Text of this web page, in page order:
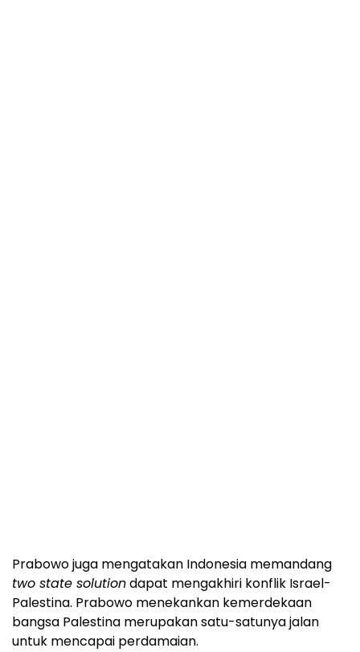
Prabowo juga mengatakan Indonesia memandang
two state solutiondapat mengakhiri konflik Israel-
Palestina. Prabowo menekankan kemerdekaan
bangsa Palestina merupakan satu-satunya jalan
untuk mencapai perdamaian.